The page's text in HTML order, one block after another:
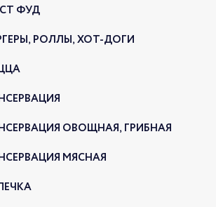
появилась
ФУД
РОЛЛЫ, ХОТ-ДОГИ
ОВОЩНАЯ, ГРИБНАЯ
МЯСНАЯ